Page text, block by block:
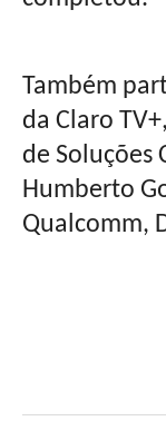
Também
da Claro
de Soluções
Humberto
Qualcomm,